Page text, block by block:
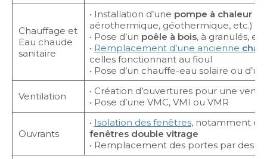
Chauffage et
Eau chaude
sanitaire
• Installation d’une pompe à chaleur
aérothermique, géothermique, etc.)
• Pose d’un poêle à bois, à granulés,
• Remplacement d’une ancienne
celles fonctionnant au fioul
• Pose d’un chauffe-eau solaire ou
Ventilation
• Création d’ouvertures pour une
• Pose d’une VMC, VMI ou VMR
Ouvrants
• Isolation des fenêtres, notamment en
fenêtres double vitrage
• Remplacement des portes par des